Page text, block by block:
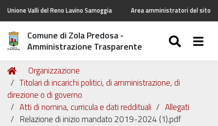
Unione Valli del Reno Lavino Samoggia Area amministratori del sito
Comune di Zola Predosa -
Amministrazione Trasparente
Tu
sei
qui:
Home
Organizzazione
Titolari di incarichi politici, di amministrazione, di
direzione o di governo
Atti di nomina, curricula e dati reddituali
Allegati
Relazione di inizio mandato 2019-2024 (1).pdf